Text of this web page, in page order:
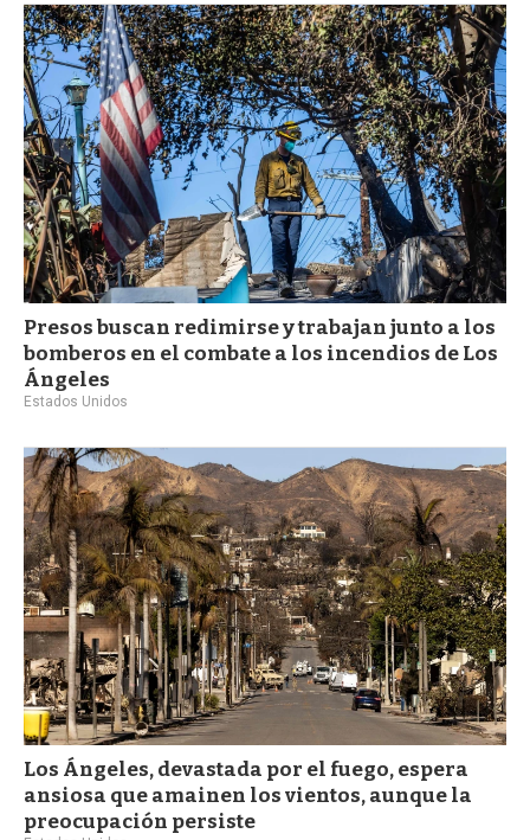
Presos buscan redimirse y trabajan junto a los
bomberos en el combate a los incendios de Los
Ángeles
Estados Unidos
Los Ángeles, devastada por el fuego, espera
ansiosa que amainen los vientos, aunque la
preocupación persiste